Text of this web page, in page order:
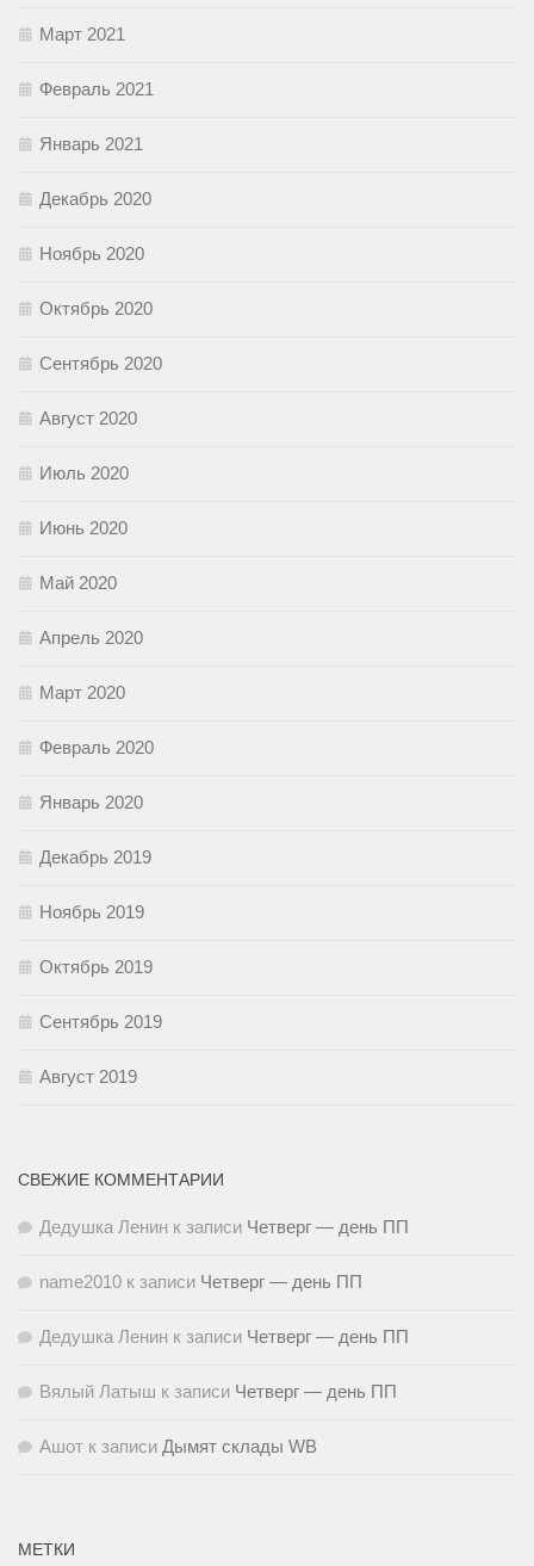
Март 2021
Февраль 2021
Январь 2021
Декабрь 2020
Ноябрь 2020
Октябрь 2020
Сентябрь 2020
Август 2020
Июль 2020
Июнь 2020
Май 2020
Апрель 2020
Март 2020
Февраль 2020
Январь 2020
Декабрь 2019
Ноябрь 2019
Октябрь 2019
Сентябрь 2019
Август 2019
СВЕЖИЕ КОММЕНТАРИИ
Дедушка Ленин к записи Четверг — день ПП
name2010 к записи Четверг — день ПП
Дедушка Ленин к записи Четверг — день ПП
Вялый Латыш к записи Четверг — день ПП
Ашот к записи Дымят склады WB
МЕТКИ